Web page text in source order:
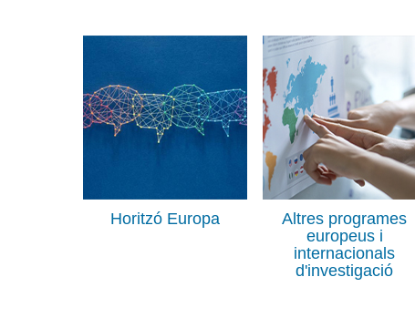
Horitzó Europa
Altres programes
europeus i
internacionals
d'investigació